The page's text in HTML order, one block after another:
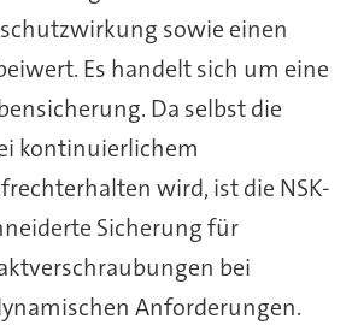
sowie einen
Es handelt sich um eine
Da selbst die
kontinuierlichem
wird, ist die NSK-
Sicherung für
bei
Anforderungen.